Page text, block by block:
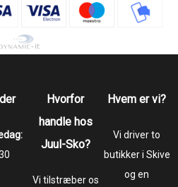
Hvorfor
handle hos
Juul-Sko?
Vi tilstræber os
Hvem er vi?
Vi driver to
butikker i Skive
og en